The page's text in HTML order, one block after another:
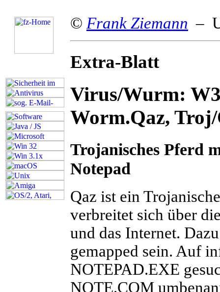
© Frank Ziemann –
Extra-Blatt
Virus/Wurm:
Worm.Qaz,
Trojanisches Pferd
Notepad
Qaz ist ein
verbreitet sich über
und das Internet.
gemapped sein. Auf
NOTEPAD.EXE
NOTE.COM